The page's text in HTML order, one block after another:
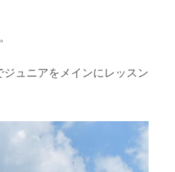
ュニアをメインにレッスン